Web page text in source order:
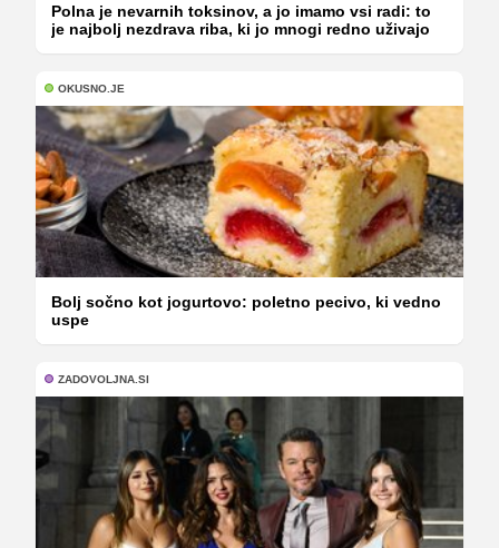
Polna je nevarnih toksinov, a jo imamo vsi radi: to
je najbolj nezdrava riba, ki jo mnogi redno uživajo
OKUSNO.JE
Bolj sočno kot jogurtovo: poletno pecivo, ki vedno
uspe
ZADOVOLJNA.SI